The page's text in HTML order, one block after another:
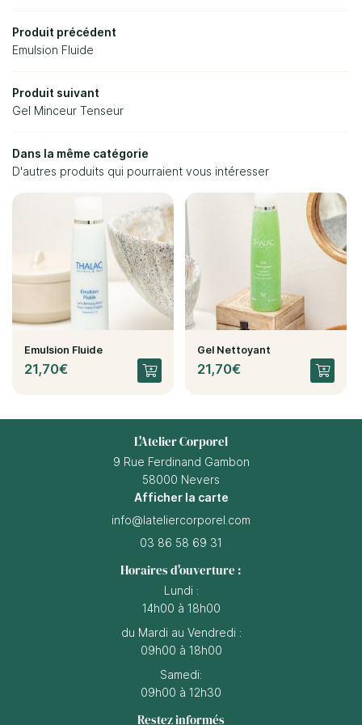
résultats
Contact
Produit précédent
Emulsion Fluide
Produit suivant
Gel Minceur Tenseur
Dans la même catégorie
D'autres produits qui pourraient vous intéresser
Emulsion Fluide
21,70€
Gel Nettoyant
21,70€
L'Atelier Corporel
9 Rue Ferdinand Gambon
58000 Nevers
Afficher la carte
03 86 58 69 31
Horaires d'ouverture :
Lundi :
14h00 à 18h00
du Mardi au Vendredi :
09h00 à 18h00
Samedi:
09h00 à 12h30
Restez informés